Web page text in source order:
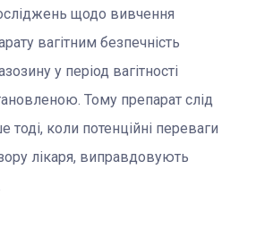
щодо вивчення
вагітним безпечність
у період вагітності
Тому препарат слід
тоді, коли потенційні переваги
лікаря, виправдовують